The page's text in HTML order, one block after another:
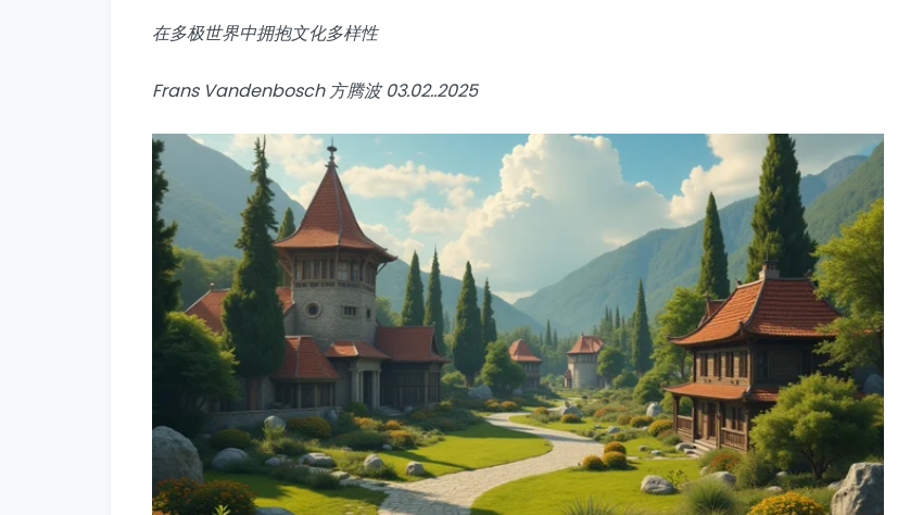
在多极世界中拥抱文化多样性
Frans Vandenbosch 方腾波 03.02..2025